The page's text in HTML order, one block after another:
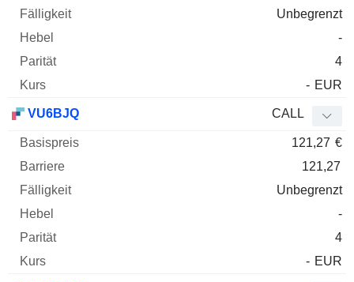
Unbegrenzt
-
4
- EUR
VU6BJQ CALL
121,27 €
121,27
Unbegrenzt
-
4
- EUR